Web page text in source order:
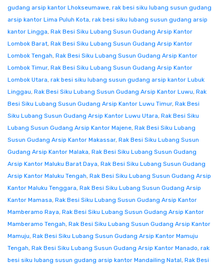
gudang arsip kantor Lhokseumawe, rak besi siku lubang susun gudang
arsip kantor Lima Puluh Kota, rak besi siku lubang susun gudang arsip
kantor Lingga, Rak Besi Siku Lubang Susun Gudang Arsip Kantor
Lombok Barat, Rak Besi Siku Lubang Susun Gudang Arsip Kantor
Lombok Tengah, Rak Besi Siku Lubang Susun Gudang Arsip Kantor
Lombok Timur, Rak Besi Siku Lubang Susun Gudang Arsip Kantor
Lombok Utara, rak besi siku lubang susun gudang arsip kantor Lubuk
Linggau, Rak Besi Siku Lubang Susun Gudang Arsip Kantor Luwu, Rak
Besi Siku Lubang Susun Gudang Arsip Kantor Luwu Timur, Rak Besi
Siku Lubang Susun Gudang Arsip Kantor Luwu Utara, Rak Besi Siku
Lubang Susun Gudang Arsip Kantor Majene, Rak Besi Siku Lubang
Susun Gudang Arsip Kantor Makassar, Rak Besi Siku Lubang Susun
Gudang Arsip Kantor Malaka, Rak Besi Siku Lubang Susun Gudang
Arsip Kantor Maluku Barat Daya, Rak Besi Siku Lubang Susun Gudang
Arsip Kantor Maluku Tengah, Rak Besi Siku Lubang Susun Gudang Arsip
Kantor Maluku Tenggara, Rak Besi Siku Lubang Susun Gudang Arsip
Kantor Mamasa, Rak Besi Siku Lubang Susun Gudang Arsip Kantor
Mamberamo Raya, Rak Besi Siku Lubang Susun Gudang Arsip Kantor
Mamberamo Tengah, Rak Besi Siku Lubang Susun Gudang Arsip Kantor
Mamuju, Rak Besi Siku Lubang Susun Gudang Arsip Kantor Mamuju
Tengah, Rak Besi Siku Lubang Susun Gudang Arsip Kantor Manado, rak
besi siku lubang susun gudang arsip kantor Mandailing Natal, Rak Besi